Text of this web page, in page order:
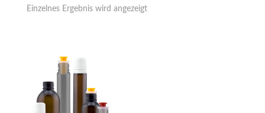
Einzelnes Ergebnis wird angezeigt